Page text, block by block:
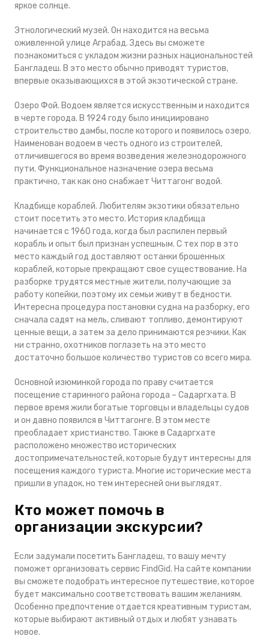
яркое солнце.
Этнологический музей. Он находится на весьма
оживленной улице Аграбад. Здесь вы сможете
познакомиться с укладом жизни разных национальностей
Бангладеш. В это место обычно приводят туристов,
впервые оказывающихся в этой экзотической стране.
Озеро Фой. Водоем является искусственным и находится
в черте города. В 1924 году было инициировано
строительство дамбы, после которого и появилось озеро.
Наименован водоем в честь одного из строителей,
отличившегося во время возведения железнодорожного
пути. Функциональное назначение озера весьма
практично, так как оно снабжает Читтагонг водой.
Кладбище кораблей. Любителям экзотики обязательно
стоит посетить это место. История кладбища
начинается с 1960 года, когда был распилен первый
корабль и опыт был признан успешным. С тех пор в это
место каждый год доставляют останки брошенных
кораблей, которые прекращают свое существование. На
разборке трудятся местные жители, получающие за
работу копейки, поэтому их семьи живут в бедности.
Интересна процедура постановки судна на разборку, его
сначала садят на мель, сливают топливо, демонтируют
ценные вещи, а затем за дело принимаются резчики. Как
ни странно, охотников поглазеть на это место
достаточно большое количество туристов со всего мира.
Основной изюминкой города по праву считается
посещение старинного района города – Садаргхата. В
первое время жили богатые торговцы и владельцы судов
и он давно появился в Читтагонге. В этом месте
преобладает христианство. Также в Садаргхате
расположено множество исторических
достопримечательностей, которые будут интересны для
посещения каждого туриста. Многие исторические места
пришли в упадок, но тем интересней они выглядят.
Кто может помочь в
организации экскурсии?
Если задумали посетить Бангладеш, то вашу мечту
поможет организовать сервис FindGid. На сайте компании
вы сможете подобрать интересное путешествие, которое
будет максимально соответствовать вашим желаниям.
Особенно предпочтение отдается креативным туристам,
которые выбирают активный отдых и любят узнавать
новое.